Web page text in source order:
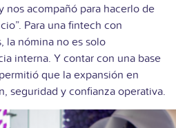
acompañó para hacerlo de
Para una fintech con
la nómina no es solo
interna. Y contar con una base
que la expansión en
seguridad y confianza operativa.